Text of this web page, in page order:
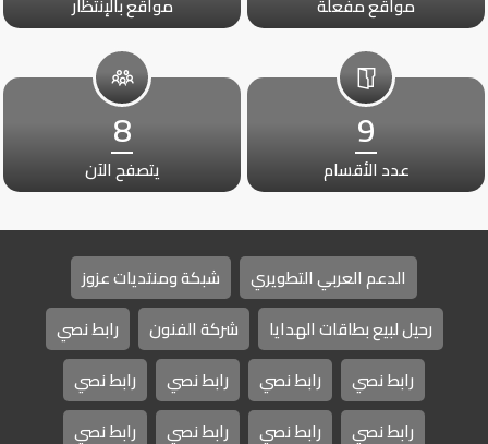
9
عدد الأقسام
8
يتصفح الآن
الدعم العربي التطويري
شبكة ومنتديات عزوز
رحيل لبيع بطاقات الهدايا
شركة الفنون
رابط نصي
رابط نصي
رابط نصي رابط نصي
رابط نصي
رابط نصي
رابط نصي رابط نصي رابط نصي